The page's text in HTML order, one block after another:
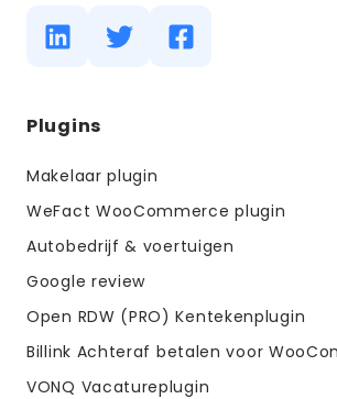
Meer over WordPress training
Diensten
Plugins
Makelaar plugin
WeFact WooCommerce plugin
Autobedrijf & voertuigen
Google review
Open RDW (PRO) Kentekenplugin
Billink Achteraf betalen voor
VONQ Vacatureplugin